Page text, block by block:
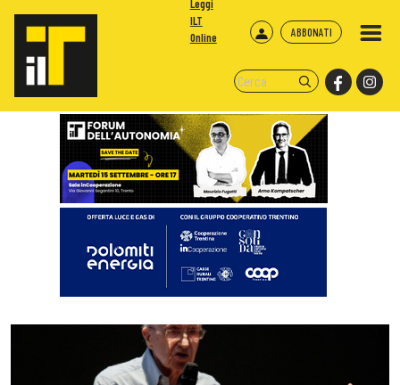
ABBONATI
Leggi
ILT
Online